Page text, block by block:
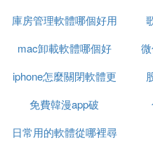
11）板模板（木立柱支撐）
設形式：1層梁木立柱承重
12）板模板(碗扣架支撐)：
形式：1層梁，2層梁
設形式： 背楞豎向主肋橫
的軟體
庫房管理軟體哪個好用
mac卸載軟體哪個好
iphone怎麼關閉軟體更
新
免費韓漫app破
日常用的軟體從哪裡尋